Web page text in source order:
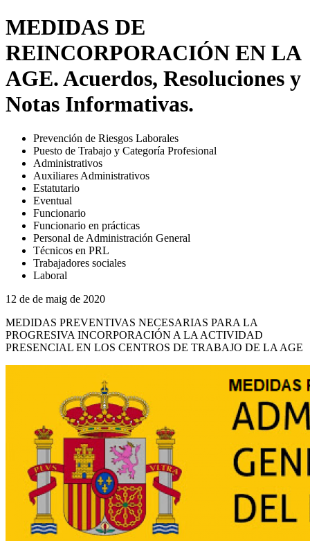
MEDIDAS DE
REINCORPORACIÓN EN LA
AGE. Acuerdos, Resoluciones y
Notas Informativas.
Prevención de Riesgos Laborales
Puesto de Trabajo y Categoría Profesional
Administrativos
Auxiliares Administrativos
Estatutario
Eventual
Funcionario
Funcionario en prácticas
Personal de Administración General
Técnicos en PRL
Trabajadores sociales
Laboral
12 de de maig de 2020
MEDIDAS PREVENTIVAS NECESARIAS PARA LA
PROGRESIVA INCORPORACIÓN A LA ACTIVIDAD
PRESENCIAL EN LOS CENTROS DE TRABAJO DE LA AGE